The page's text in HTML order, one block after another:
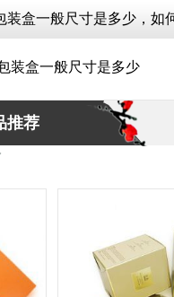
装盒一般尺寸是多少，如
装盒一般尺寸是多少
推荐